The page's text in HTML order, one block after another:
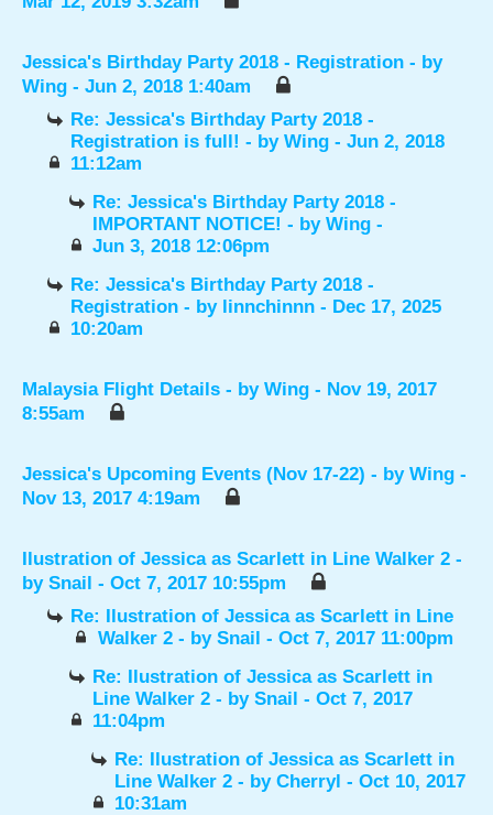
Jessica's Birthday Party 2018 - Registration - by
Wing - Jun 2, 2018 1:40am
Re: Jessica's Birthday Party 2018 -
Registration is full! - byWing - Jun 2, 2018
11:12am
Re: Jessica's Birthday Party 2018 -
IMPORTANT NOTICE! - byWing -
Jun 3, 2018 12:06pm
Re: Jessica's Birthday Party 2018 -
Registration - by linnchinnn - Dec 17, 2025
10:20am
Malaysia Flight Details - by Wing - Nov 19, 2017
8:55am
Jessica's Upcoming Events (Nov 17-22) - by Wing -
Nov 13, 2017 4:19am
Ilustration of Jessica as Scarlett in Line Walker 2 -
by Snail - Oct 7, 2017 10:55pm
Re: Ilustration of Jessica as Scarlett in Line
Walker 2 - by Snail - Oct 7, 2017 11:00pm
Re: Ilustration of Jessica as Scarlett in
Line Walker 2 - bySnail - Oct 7, 2017
11:04pm
Re: Ilustration of Jessica as Scarlett in
Line Walker 2 - byCherryl - Oct 10, 2017
10:31am